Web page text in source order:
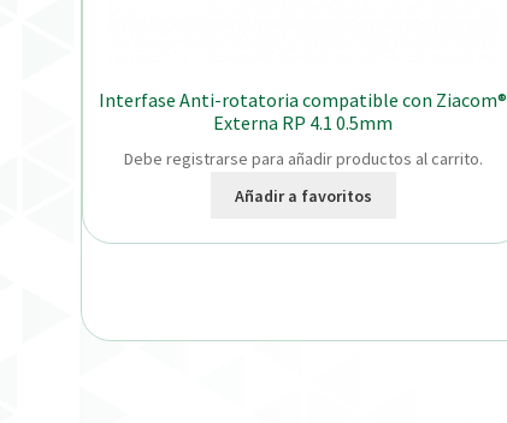
Interfase Anti-rotatoria compatible con Ziacom®
Externa RP 4.1 0.5mm
Debe registrarse para añadir productos al carrito.
Añadir a favoritos